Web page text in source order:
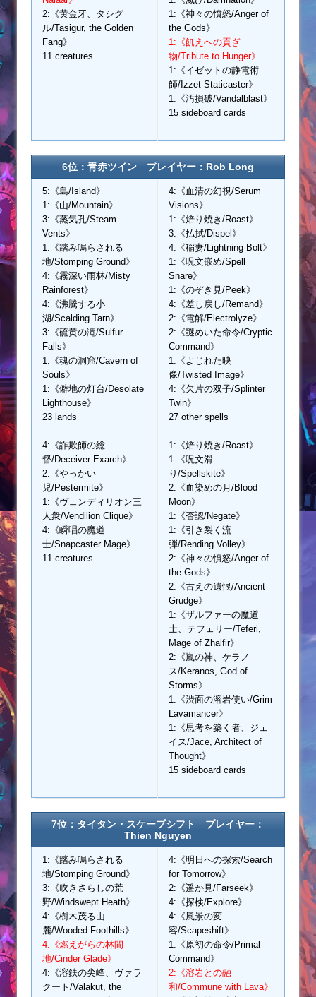
2:《黄金牙、タシグ
ル/Tasigur, the Golden
Fang》
11 creatures
1:《神々の憤怒/Anger of
the Gods》
1:《飢えへの貢ぎ
物/Tribute to Hunger》
1:《イゼットの静電術
師/Izzet Staticaster》
1:《汚損破/Vandalblast》
15 sideboard cards
6位：青赤ツイン プレイヤー：Rob Long
5:《島/Island》
1:《山/Mountain》
3:《蒸気孔/Steam
Vents》
1:《踏み鳴らされる
地/Stomping Ground》
4:《霧深い雨林/Misty
Rainforest》
4:《沸騰する小
湖/Scalding Tarn》
3:《硫黄の滝/Sulfur
Falls》
1:《魂の洞窟/Cavern of
Souls》
1:《僻地の灯台/Desolate
Lighthouse》
23 lands
4:《詐欺師の総
督/Deceiver Exarch》
2:《やっかい
児/Pestermite》
1:《ヴェンディリオン三
人衆/Vendilion Clique》
4:《瞬唱の魔道
士/Snapcaster Mage》
11 creatures
4:《血清の幻視/Serum
Visions》
1:《焙り焼き/Roast》
3:《払拭/Dispel》
4:《稲妻/Lightning Bolt》
1:《呪文嵌め/Spell
Snare》
1:《のぞき見/Peek》
4:《差し戻し/Remand》
2:《電解/Electrolyze》
2:《謎めいた命令/Cryptic
Command》
1:《よじれた映
像/Twisted Image》
4:《欠片の双子/Splinter
Twin》
27 other spells
1:《焙り焼き/Roast》
1:《呪文滑
り/Spellskite》
2:《血染めの月/Blood
Moon》
1:《否認/Negate》
1:《引き裂く流
弾/Rending Volley》
2:《神々の憤怒/Anger of
the Gods》
2:《古えの遺恨/Ancient
Grudge》
1:《ザルファーの魔道
士、テフェリー/Teferi,
Mage of Zhalfir》
2:《嵐の神、ケラノ
ス/Keranos, God of
Storms》
1:《渋面の溶岩使い/Grim
Lavamancer》
1:《思考を築く者、ジェ
イス/Jace, Architect of
Thought》
15 sideboard cards
7位：タイタン・スケープシフト プレイヤー：
Thien Nguyen
1:《踏み鳴らされる
地/Stomping Ground》
3:《吹きさらしの荒
野/Windswept Heath》
4:《樹木茂る山
麓/Wooded Foothills》
4:《燃えがらの林間
地/Cinder Glade》
4:《溶鉄の尖峰、ヴァラ
クート/Valakut, the
4:《明日への探索/Search
for Tomorrow》
2:《遥か見/Farseek》
4:《探検/Explore》
4:《風景の変
容/Scapeshift》
1:《原初の命令/Primal
Command》
2:《溶岩との融
和/Commune with Lava》